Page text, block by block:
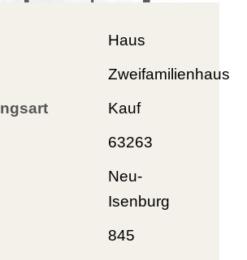
Haus
Zweifamilienhaus
Kauf
63263
Neu-
Isenburg
845